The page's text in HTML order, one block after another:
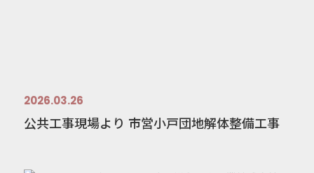
2026.03.26
公共工事現場より 市営小戸団地解体整備工事